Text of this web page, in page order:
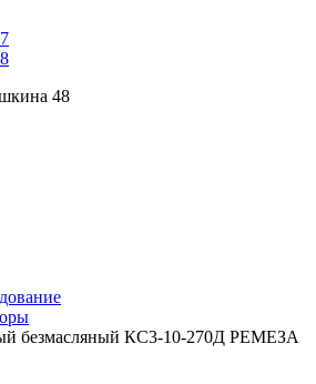
48
безмасляный КС3-10-270Д РЕМЕЗА